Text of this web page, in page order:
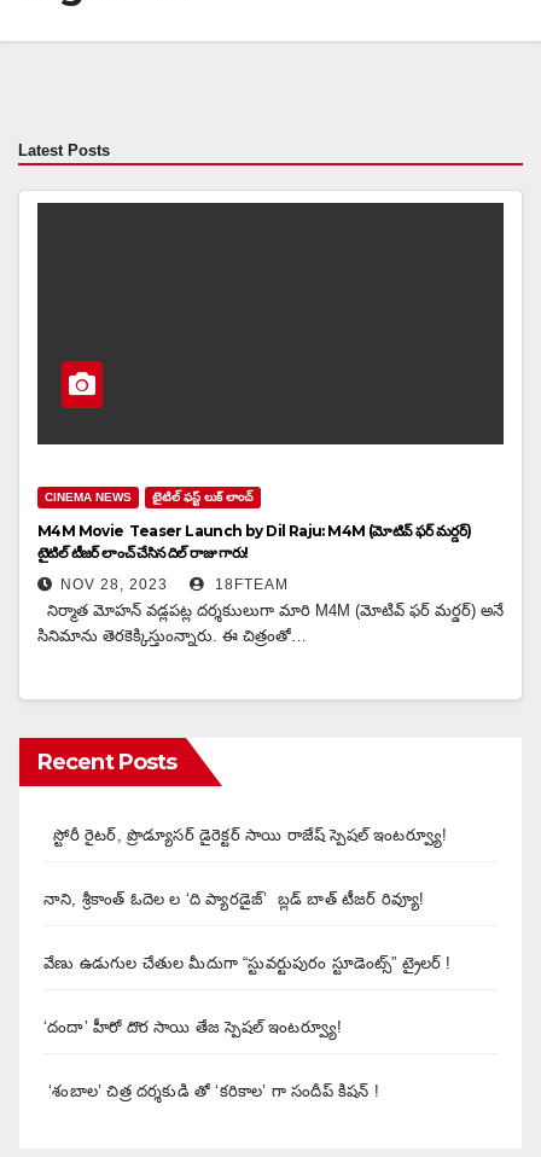
Latest Posts
CINEMA NEWS టైటిల్ ఫస్ట్ లుక్ లాంచ్
M4M Movie Teaser Launch by Dil Raju: M4M (మోటివ్ ఫర్ మర్డర్)
టైటిల్ టీజర్ లాంచ్ చేసిన దిల్ రాజు గారు!
NOV 28, 2023 18FTEAM
నిర్మాత మోహన్ వడ్లపట్ల దర్శకుులుగా మారి M4M (మోటివ్ ఫర్ మర్డర్) అనే
సినిమాను తెరకెక్కిస్తుంన్నారు. ఈ చిత్రంతో…
Recent Posts
స్టోరీ రైటర్, ప్రొడ్యూసర్ డైరెక్టర్ సాయి రాజేష్ స్పెషల్ ఇంటర్వ్యూ!
నాని, శ్రీకాంత్ ఓదెల ల ‘ది ప్యారడైజ్’ బ్లడ్ బాత్ టీజర్ రివ్యూ!
వేణు ఉడుగుల చేతుల మీదుగా “స్టువర్టుపురం స్టూడెంట్స్” ట్రైలర్ !
‘దందా’ హీరో దొర సాయి తేజ స్పెషల్ ఇంటర్వ్యూ!
‘శంబాల’ చిత్ర దర్శకుడి తో ‘కరికాల’ గా సందీప్ కిషన్ !